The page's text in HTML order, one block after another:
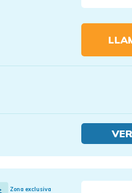
Zona exclusiva